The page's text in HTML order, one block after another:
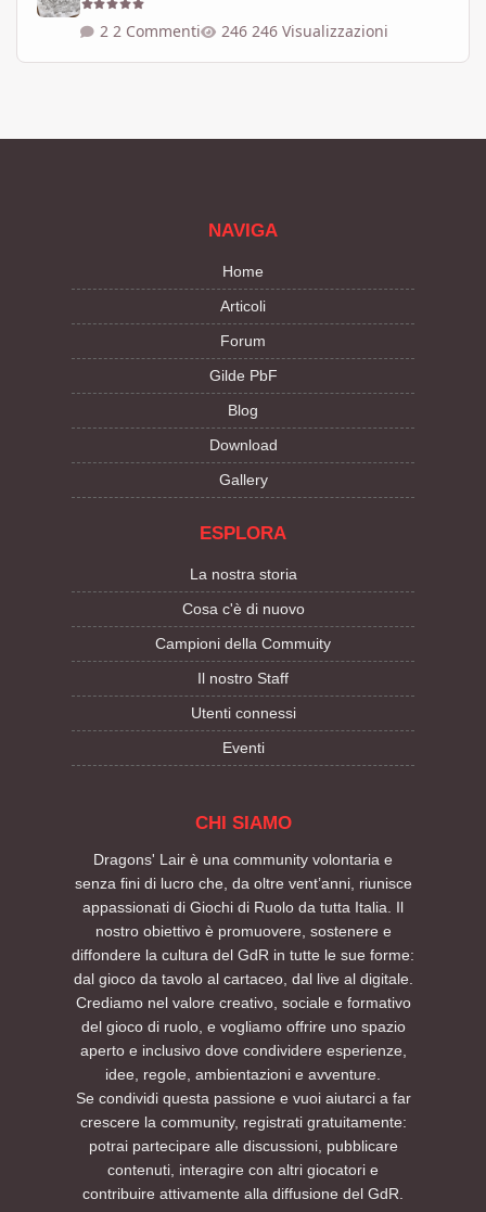
2 Commenti 246 Visualizzazioni
NAVIGA
Home
Articoli
Forum
Gilde PbF
Blog
Download
Gallery
ESPLORA
La nostra storia
Cosa c'è di nuovo
Campioni della Commuity
Il nostro Staff
Utenti connessi
Eventi
CHI SIAMO
Dragons' Lair è una community volontaria e
senza fini di lucro che, da oltre vent’anni, riunisce
appassionati di Giochi di Ruolo da tutta Italia. Il
nostro obiettivo è promuovere, sostenere e
diffondere la cultura del GdR in tutte le sue forme:
dal gioco da tavolo al cartaceo, dal live al digitale.
Crediamo nel valore creativo, sociale e formativo
del gioco di ruolo, e vogliamo offrire uno spazio
aperto e inclusivo dove condividere esperienze,
idee, regole, ambientazioni e avventure.
Se condividi questa passione e vuoi aiutarci a far
crescere la community, registrati gratuitamente:
potrai partecipare alle discussioni, pubblicare
contenuti, interagire con altri giocatori e
contribuire attivamente alla diffusione del GdR.